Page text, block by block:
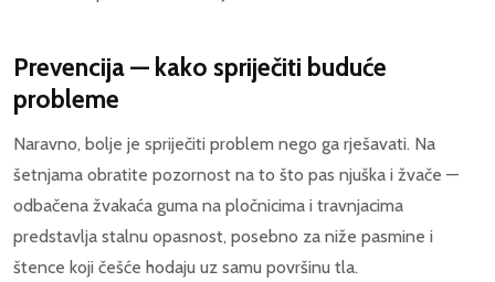
Prevencija — kako spriječiti buduće
probleme
Naravno, bolje je spriječiti problem nego ga rješavati. Na
šetnjama obratite pozornost na to što pas njuška i žvače —
odbačena žvakaća guma na pločnicima i travnjacima
predstavlja stalnu opasnost, posebno za niže pasmine i
štence koji češće hodaju uz samu površinu tla.